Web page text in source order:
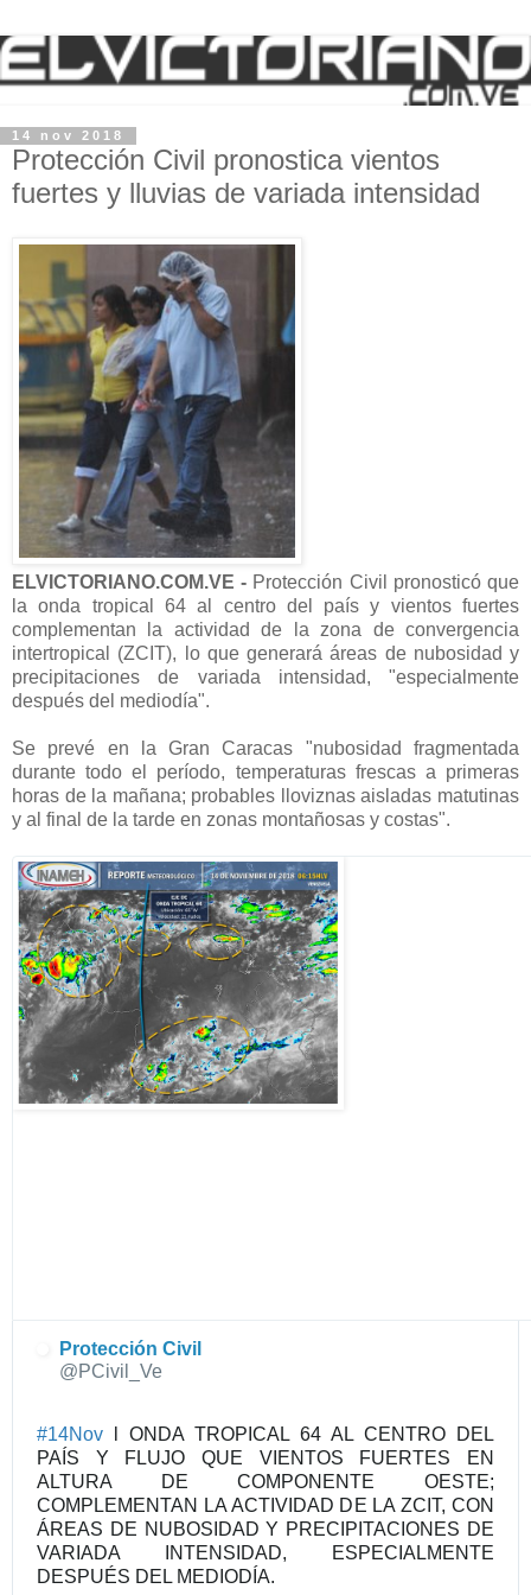
14 nov 2018
Protección Civil pronostica vientos
fuertes y lluvias de variada intensidad
ELVICTORIANO.COM.VE - Protección Civil pronosticó que
la onda tropical 64 al centro del país y vientos fuertes
complementan la actividad de la zona de convergencia
intertropical (ZCIT), lo que generará áreas de nubosidad y
precipitaciones de variada intensidad, "especialmente
después del mediodía".
Se prevé en la Gran Caracas "nubosidad fragmentada
durante todo el período, temperaturas frescas a primeras
horas de la mañana; probables lloviznas aisladas matutinas
y al final de la tarde en zonas montañosas y costas".
V
e
w
m
a
g
e
o
n
Protección Civil
@PCivil_Ve
#14Nov l ONDA TROPICAL 64 AL CENTRO DEL
PAÍS Y FLUJO QUE VIENTOS FUERTES EN
ALTURA DE COMPONENTE OESTE;
COMPLEMENTAN LA ACTIVIDAD DE LA ZCIT, CON
ÁREAS DE NUBOSIDAD Y PRECIPITACIONES DE
VARIADA INTENSIDAD, ESPECIALMENTE
DESPUÉS DEL MEDIODÍA.